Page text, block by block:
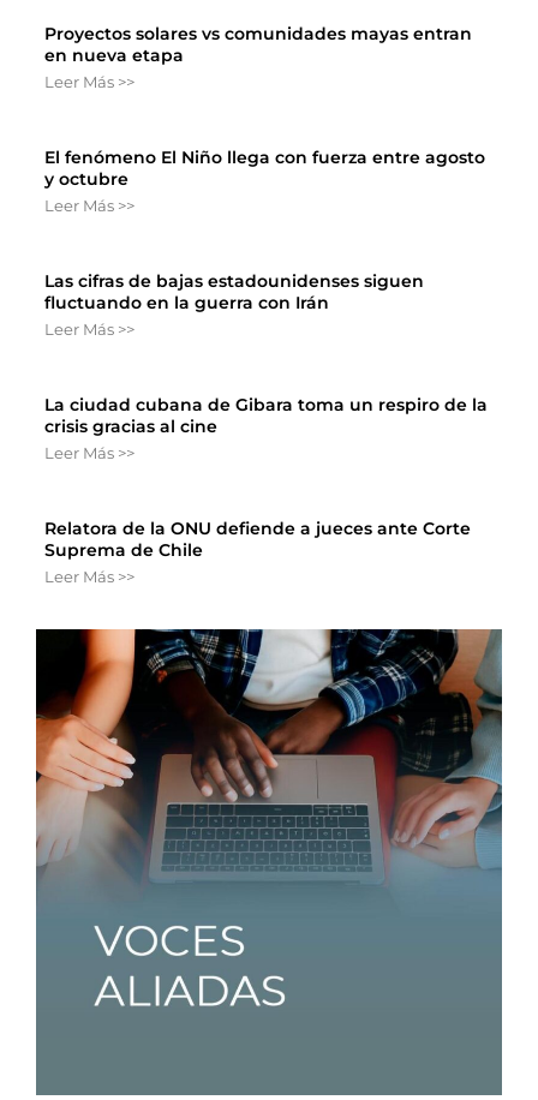
Proyectos solares vs comunidades mayas entran
en nueva etapa
Leer Más >>
El fenómeno El Niño llega con fuerza entre agosto
y octubre
Leer Más >>
Las cifras de bajas estadounidenses siguen
fluctuando en la guerra con Irán
Leer Más >>
La ciudad cubana de Gibara toma un respiro de la
crisis gracias al cine
Leer Más >>
Relatora de la ONU defiende a jueces ante Corte
Suprema de Chile
Leer Más >>